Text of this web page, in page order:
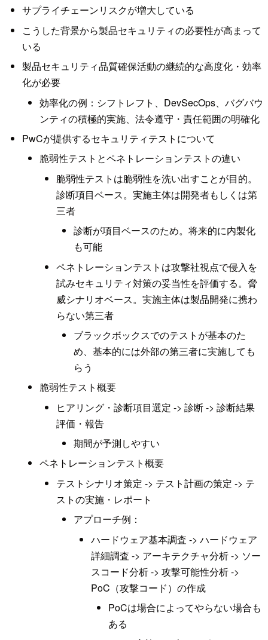
サプライチェーンリスクが増大している
こうした背景から製品セキュリティの必要性が高まって
いる
製品セキュリティ品質確保活動の継続的な高度化・効率
化が必要
効率化の例：シフトレフト、DevSecOps、バグバウ
ンティの積極的実施、法令遵守・責任範囲の明確化
PwCが提供するセキュリティテストについて
脆弱性テストとペネトレーションテストの違い
脆弱性テストは脆弱性を洗い出すことが目的。
診断項目ベース。実施主体は開発者もしくは第
三者
診断が項目ベースのため。将来的に内製化
も可能
ペネトレーションテストは攻撃社視点で侵入を
試みセキュリティ対策の妥当性を評価する。脅
威シナリオベース。実施主体は製品開発に携わ
らない第三者
ブラックボックスでのテストが基本のた
め、基本的には外部の第三者に実施しても
らう
脆弱性テスト概要
ヒアリング・診断項目選定 -> 診断 -> 診断結果
評価・報告
期間が予測しやすい
ペネトレーションテスト概要
テストシナリオ策定 -> テスト計画の策定 -> テ
ストの実施・レポート
アプローチ例：
ハードウェア基本調査 -> ハードウェア
詳細調査 -> アーキテクチャ分析 -> ソー
スコード分析 -> 攻撃可能性分析 ->
PoC（攻撃コード）の作成
PoCは場合によってやらない場合も
ある